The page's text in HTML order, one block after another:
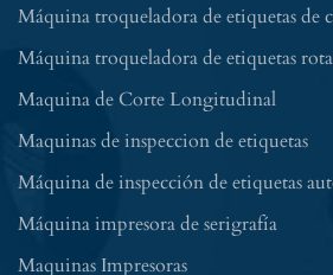
Máquina troqueladora de etiquetas de
Máquina troqueladora de etiquetas
Maquina de Corte Longitudinal
Maquinas de inspeccion de etiquetas
Máquina de inspección de etiquetas
Máquina impresora de serigrafía
Maquinas Impresoras